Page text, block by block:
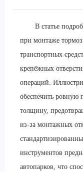
В статье
при монтаже
транспортных
крепёжных
операций.
обеспечить ровную
толщину,
из-за монтажных
инструментов
автопарков, что